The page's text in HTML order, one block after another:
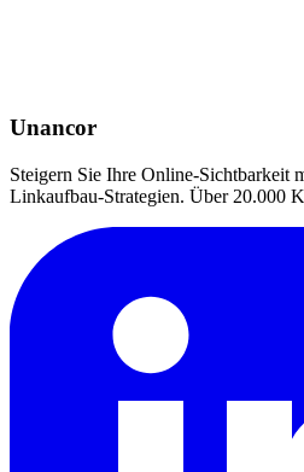
Unancor
Steigern Sie Ihre Online-Sichtbarkeit
Linkaufbau-Strategien. Über 20.000